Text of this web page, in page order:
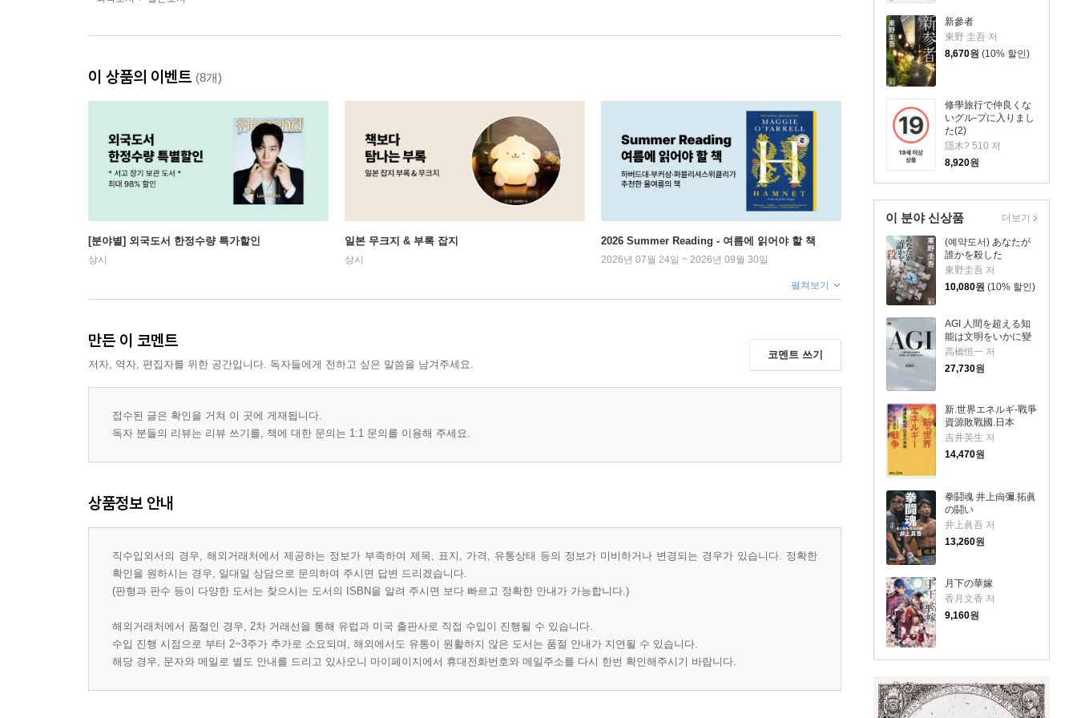
新參者
東野 圭吾 저
8,670원 (10% 할인)
修學旅行で仲良くな
いグル-プに入りまし
た(2)
隱木? 510 저
8,920원
이 분야 신상품
(예약도서) あなたが
誰かを殺した
東野圭吾 저
10,080원 (10% 할인)
AGI 人間を超える知
能は文明をいかに變
高橋恒一 저
27,730원
新.世界エネルギ-戰爭
資源敗戰國.日本
吉井英生 저
14,470원
拳鬪魂 井上尙彌.拓眞
の鬪い
井上眞吾 저
13,260원
月下の華嫁
香月文香 저
9,160원
더보기
이 상품의 이벤트 (8개)
[분야별] 외국도서 한정수량 특가할인
상시
일본 무크지 & 부록 잡지
상시
2026 Summer Reading - 여름에 읽어야 할 책
2026년 07월 24일 ~ 2026년 09월 30일
펼쳐보기
만든 이 코멘트
저자, 역자, 편집자를 위한 공간입니다. 독자들에게 전하고 싶은 말씀을 남겨주세요.
코멘트 쓰기
접수된 글은 확인을 거쳐 이 곳에 게재됩니다.
독자 분들의 리뷰는 리뷰 쓰기를, 책에 대한 문의는 1:1 문의를 이용해 주세요.
상품정보 안내
직수입외서의 경우, 해외거래처에서 제공하는 정보가 부족하여 제목, 표지, 가격, 유통상태 등의 정보가 미비하거나 변경되는 경우가 있습니다. 정확한
확인을 원하시는 경우, 일대일 상담으로 문의하여 주시면 답변 드리겠습니다.
(판형과 판수 등이 다양한 도서는 찾으시는 도서의 ISBN을 알려 주시면 보다 빠르고 정확한 안내가 가능합니다.)
해외거래처에서 품절인 경우, 2차 거래선을 통해 유럽과 미국 출판사로 직접 수입이 진행될 수 있습니다.
수입 진행 시점으로 부터 2~3주가 추가로 소요되며, 해외에서도 유통이 원활하지 않은 도서는 품절 안내가 지연될 수 있습니다.
해당 경우, 문자와 메일로 별도 안내를 드리고 있사오니 마이페이지에서 휴대전화번호와 메일주소를 다시 한번 확인해주시기 바랍니다.